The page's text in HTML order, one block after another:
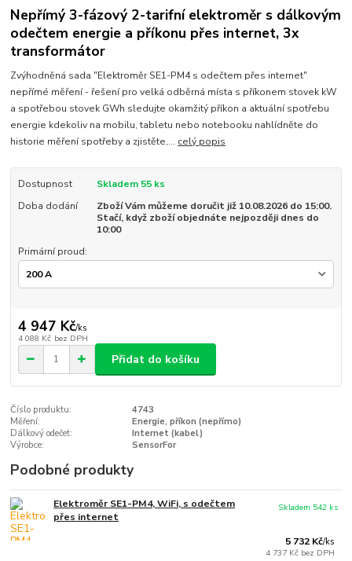
Nepřímý 3-fázový 2-tarifní elektroměr s dálkovým
odečtem energie a příkonu přes internet, 3x
transformátor
Zvýhodněná sada "Elektroměr SE1-PM4 s odečtem přes internet"
nepřímé měření - řešení pro velká odběrná místa s příkonem stovek kW
a spotřebou stovek GWh sledujte okamžitý příkon a aktuální spotřebu
energie kdekoliv na mobilu, tabletu nebo notebooku nahlídněte do
historie měření spotřeby a zjistěte,... celý popis
Dostupnost
Skladem 55 ks
Doba dodání
Zboží Vám můžeme doručit již 10.08.2026 do 15:00.
Stačí, když zboží objednáte nejpozději dnes do
10:00
Primární proud:
4 947 Kč/ks
4 088 Kč bez DPH
Přidat do košíku
Číslo produktu:
4743
Měření:
Energie, příkon (nepřímo)
Dálkový odečet:
Internet (kabel)
Výrobce:
SensorFor
Podobné produkty
Elektroměr SE1-PM4, WiFi, s odečtem
přes internet
5 732 Kč/ks
4 737 Kč bez DPH
Skladem 542 ks